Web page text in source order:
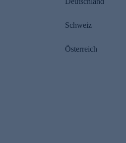
Schweiz
Österreich